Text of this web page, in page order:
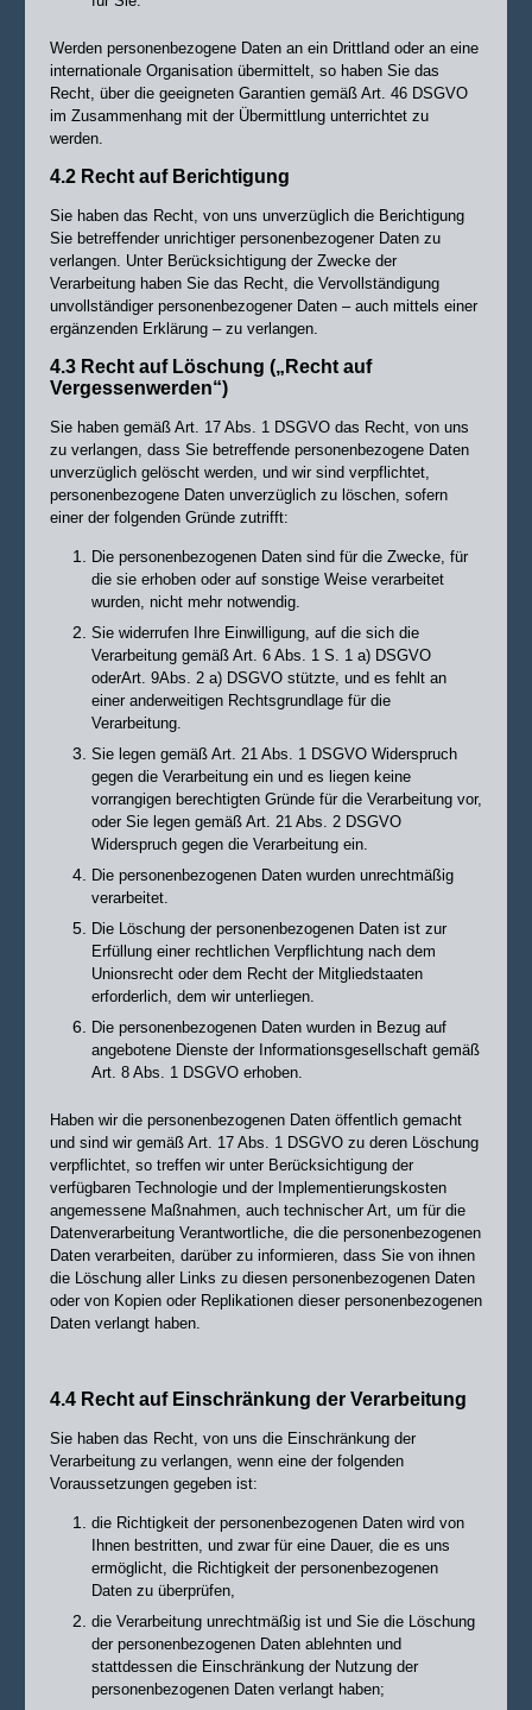
Werden personenbezogene Daten an ein Drittland oder an eine
internationale Organisation übermittelt, so haben Sie das
Recht, über die geeigneten Garantien gemäß Art. 46 DSGVO
im Zusammenhang mit der Übermittlung unterrichtet zu
werden.
4.2 Recht auf Berichtigung
Sie haben das Recht, von uns unverzüglich die Berichtigung
Sie betreffender unrichtiger personenbezogener Daten zu
verlangen. Unter Berücksichtigung der Zwecke der
Verarbeitung haben Sie das Recht, die Vervollständigung
unvollständiger personenbezogener Daten – auch mittels einer
ergänzenden Erklärung – zu verlangen.
4.3 Recht auf Löschung („Recht auf
Vergessenwerden“)
Sie haben gemäß Art. 17 Abs. 1 DSGVO das Recht, von uns
zu verlangen, dass Sie betreffende personenbezogene Daten
unverzüglich gelöscht werden, und wir sind verpflichtet,
personenbezogene Daten unverzüglich zu löschen, sofern
einer der folgenden Gründe zutrifft:
Die personenbezogenen Daten sind für die Zwecke, für
die sie erhoben oder auf sonstige Weise verarbeitet
wurden, nicht mehr notwendig.
Sie widerrufen Ihre Einwilligung, auf die sich die
Verarbeitung gemäß Art. 6 Abs. 1 S. 1 a) DSGVO
oderArt. 9Abs. 2 a) DSGVO stützte, und es fehlt an
einer anderweitigen Rechtsgrundlage für die
Verarbeitung.
Sie legen gemäß Art. 21 Abs. 1 DSGVO Widerspruch
gegen die Verarbeitung ein und es liegen keine
vorrangigen berechtigten Gründe für die Verarbeitung vor,
oder Sie legen gemäß Art. 21 Abs. 2 DSGVO
Widerspruch gegen die Verarbeitung ein.
Die personenbezogenen Daten wurden unrechtmäßig
verarbeitet.
Die Löschung der personenbezogenen Daten ist zur
Erfüllung einer rechtlichen Verpflichtung nach dem
Unionsrecht oder dem Recht der Mitgliedstaaten
erforderlich, dem wir unterliegen.
Die personenbezogenen Daten wurden in Bezug auf
angebotene Dienste der Informationsgesellschaft gemäß
Art. 8 Abs. 1 DSGVO erhoben.
Haben wir die personenbezogenen Daten öffentlich gemacht
und sind wir gemäß Art. 17 Abs. 1 DSGVO zu deren Löschung
verpflichtet, so treffen wir unter Berücksichtigung der
verfügbaren Technologie und der Implementierungskosten
angemessene Maßnahmen, auch technischer Art, um für die
Datenverarbeitung Verantwortliche, die die personenbezogenen
Daten verarbeiten, darüber zu informieren, dass Sie von ihnen
die Löschung aller Links zu diesen personenbezogenen Daten
oder von Kopien oder Replikationen dieser personenbezogenen
Daten verlangt haben.
4.4 Recht auf Einschränkung der Verarbeitung
Sie haben das Recht, von uns die Einschränkung der
Verarbeitung zu verlangen, wenn eine der folgenden
Voraussetzungen gegeben ist:
die Richtigkeit der personenbezogenen Daten wird von
Ihnen bestritten, und zwar für eine Dauer, die es uns
ermöglicht, die Richtigkeit der personenbezogenen
Daten zu überprüfen,
die Verarbeitung unrechtmäßig ist und Sie die Löschung
der personenbezogenen Daten ablehnten und
stattdessen die Einschränkung der Nutzung der
personenbezogenen Daten verlangt haben;